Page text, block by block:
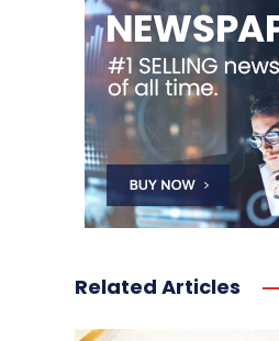
Related Articles